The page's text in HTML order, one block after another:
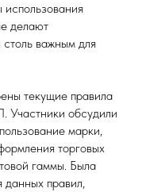
использования
делают
важным для
текущие правила
Участники обсудили
марки,
торговых
гаммы. Была
правил,